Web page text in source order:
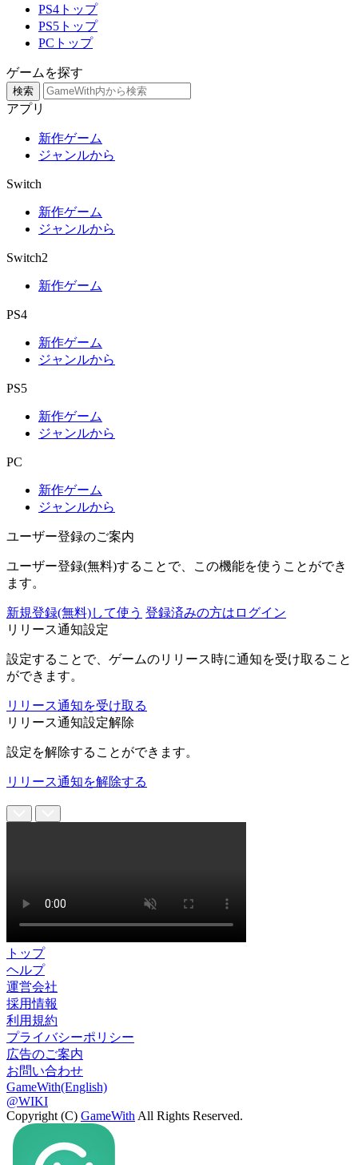
PS4トップ
PS5トップ
PCトップ
ゲームを探す
検索
アプリ
新作ゲーム
ジャンルから
Switch
新作ゲーム
ジャンルから
Switch2
新作ゲーム
PS4
新作ゲーム
ジャンルから
PS5
新作ゲーム
ジャンルから
PC
新作ゲーム
ジャンルから
ユーザー登録のご案内
ユーザー登録(無料)することで、この機能を使うことができ
ます。
新規登録(無料)して使う 登録済みの方はログイン
リリース通知設定
設定することで、ゲームのリリース時に通知を受け取ること
ができます。
リリース通知を受け取る
リリース通知設定解除
設定を解除することができます。
リリース通知を解除する
トップ
ヘルプ
運営会社
採用情報
利用規約
プライバシーポリシー
広告のご案内
お問い合わせ
GameWith(English)
@WIKI
Copyright (C) GameWith All Rights Reserved.